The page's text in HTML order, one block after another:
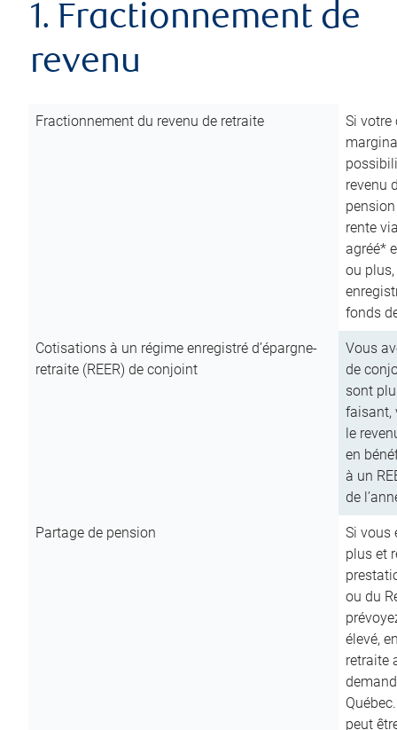
1. Fractionnement de
revenu
Fractionnement du revenu de retraite
Si votre
revenu
rente
agréé*
ou
fonds
Cotisations à un régime enregistré d’épargne-
retraite (REER) de conjoint
Vous
de
sont
faisant,
le
en
à un
de
Partage de pension
Si vous
plus et
ou du
élevé,
retraite
peut